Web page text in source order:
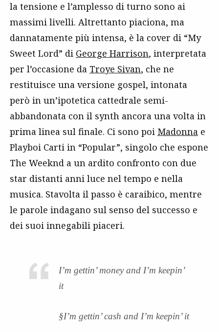
la tensione e l’amplesso di turno sono ai
massimi livelli. Altrettanto piaciona, ma
dannatamente più intensa, è la cover di “My
Sweet Lord” di George Harrison, interpretata
per l’occasione da Troye Sivan, che ne
restituisce una versione gospel, intonata
però in un’ipotetica cattedrale semi-
abbandonata con il synth ancora una volta in
prima linea sul finale. Ci sono poi Madonna e
Playboi Carti in “Popular”, singolo che espone
The Weeknd a un ardito confronto con due
star distanti anni luce nel tempo e nella
musica. Stavolta il passo è caraibico, mentre
le parole indagano sul senso del successo e
dei suoi innegabili piaceri.
I’m gettin’ money and I’m keepin’
it
§I’m gettin’ cash and I’m keepin’ it